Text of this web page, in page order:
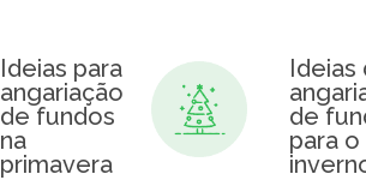
Ideias para
angariação
de fundos
na
primavera
Ideias
de
para o